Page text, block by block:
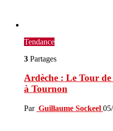
Tendance
3 Partages
Ardèche : Le Tour
à Tournon
Par Guillaume Sockeel